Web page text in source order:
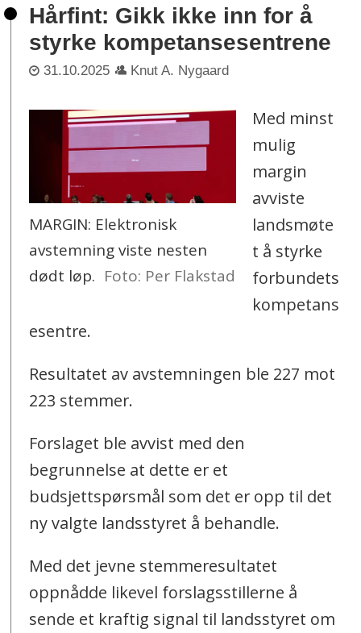
Hårfint: Gikk ikke inn for å
styrke kompetansesentrene
31.10.2025 Knut A. Nygaard
MARGIN: Elektronisk
avstemning viste nesten
dødt løp. Foto: Per Flakstad
Med minst
mulig
margin
avviste
landsmøte
t å styrke
forbundets
kompetans
esentre.
Resultatet av avstemningen ble 227 mot
223 stemmer.
Forslaget ble avvist med den
begrunnelse at dette er et
budsjettspørsmål som det er opp til det
ny valgte landsstyret å behandle.
Med det jevne stemmeresultatet
oppnådde likevel forslagsstillerne å
sende et kraftig signal til landsstyret om